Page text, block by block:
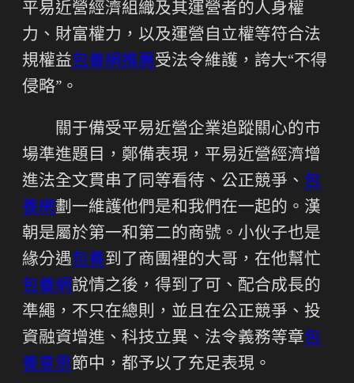
平易近營經濟組織及其運營者的人身權
力、財富權力，以及運營自立權等符合法
規權益包養網推薦受法令維護，誇大“不得
侵略”。
關于備受平易近營企業追蹤關心的市
場準進題目，鄭備表現，平易近營經濟增
進法全文貫串了同等看待、公正競爭、 包
養網劃一維護他們是和我們在一起的。漢
朝是屬於第一和第二的商號。小伙子也是
緣分遇包養到了商團裡的大哥，在他幫忙
包養網說情之後，得到了可、配合成長的
準繩，不只在總則，並且在公正競爭、投
資融資增進、科技立異、法令義務等章包
養意思節中，都予以了充足表現。